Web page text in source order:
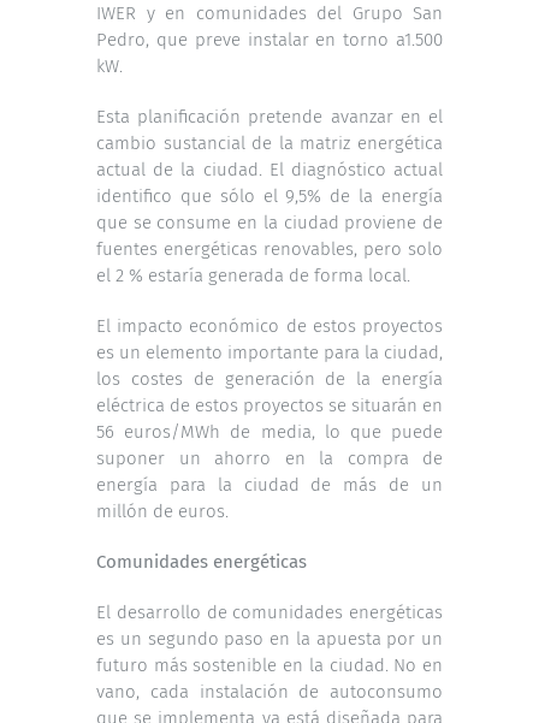
IWER y en comunidades del Grupo San
Pedro, que preve instalar en torno a1.500
kW.
Esta planificación pretende avanzar en el
cambio sustancial de la matriz energética
actual de la ciudad. El diagnóstico actual
identifico que sólo el 9,5% de la energía
que se consume en la ciudad proviene de
fuentes energéticas renovables, pero solo
el 2 % estaría generada de forma local.
El impacto económico de estos proyectos
es un elemento importante para la ciudad,
los costes de generación de la energía
eléctrica de estos proyectos se situarán en
56 euros/MWh de media, lo que puede
suponer un ahorro en la compra de
energía para la ciudad de más de un
millón de euros.
Comunidades energéticas
El desarrollo de comunidades energéticas
es un segundo paso en la apuesta por un
futuro más sostenible en la ciudad. No en
vano, cada instalación de autoconsumo
que se implementa ya está diseñada para